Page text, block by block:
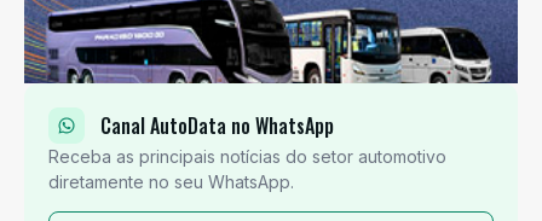
Canal AutoData no WhatsApp
Receba as principais notícias do setor automotivo
diretamente no seu WhatsApp.